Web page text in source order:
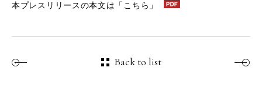
本プレスリリースの本文は 「こちら」
Back to list